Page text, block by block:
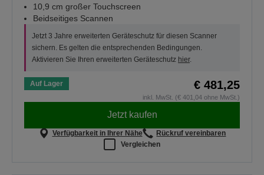
10,9 cm großer Touchscreen
Beidseitiges Scannen
Jetzt 3 Jahre erweiterten Geräteschutz für diesen Scanner
sichern. Es gelten die entsprechenden Bedingungen.
Aktivieren Sie Ihren erweiterten Geräteschutz hier.
Auf Lager € 481,25
inkl. MwSt. (€ 401,04 ohne MwSt.)
Jetzt kaufen
Verfügbarkeit in Ihrer Nähe
Rückruf vereinbaren
Vergleichen